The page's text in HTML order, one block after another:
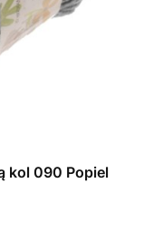
kol 090 Popiel